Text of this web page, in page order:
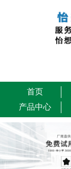
首页
产品中心